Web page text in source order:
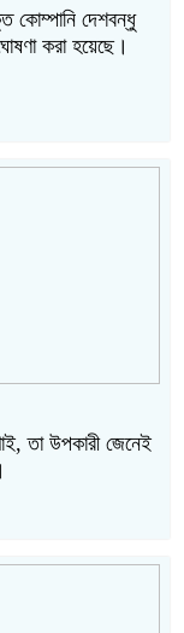
কোম্পানি দেশবন্ধু
করা হয়েছে।
তা উপকারী জেনেই